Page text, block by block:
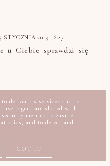
STYCZNIA 2019 16:27
u Ciebie sprawdzi się
19:30
mleczka to też nie
lubię płyny micelarne
kupuję garniera :)
deliver its services and to
agent are shared with
metrics to ensure
and to detect and
GOT IT